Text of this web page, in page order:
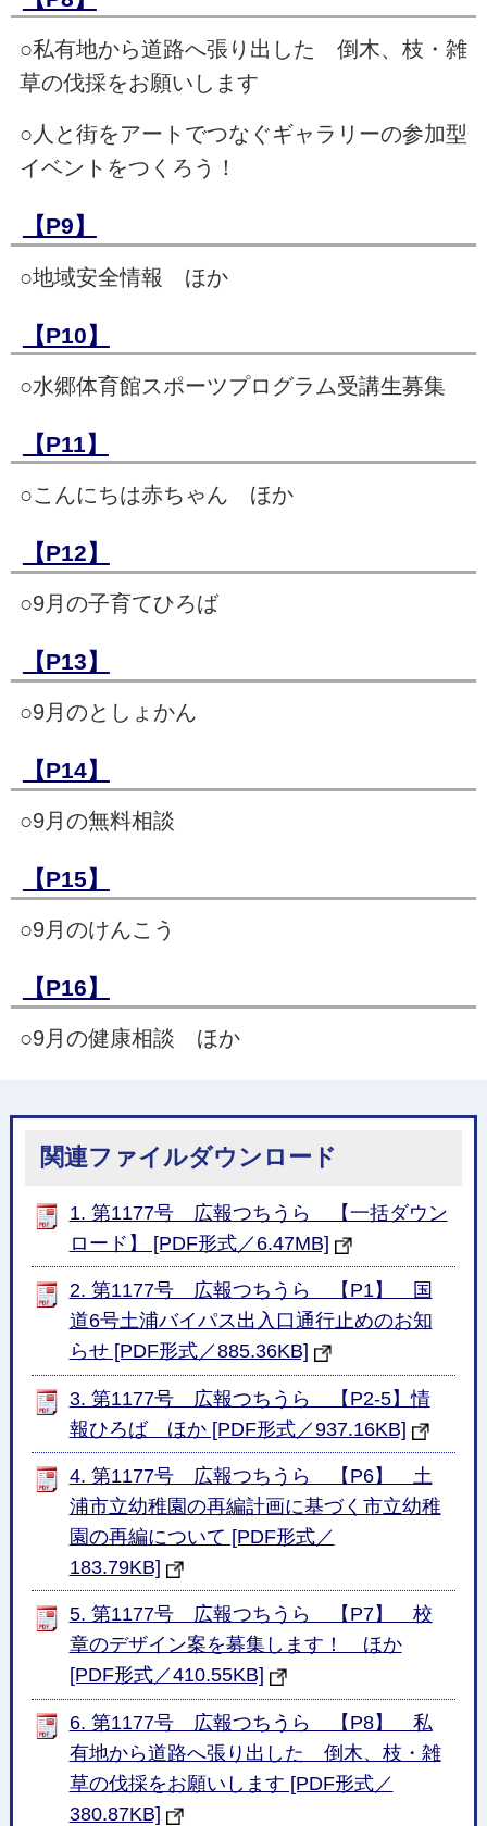
○私有地から道路へ張り出した 倒木、枝・雑
草の伐採をお願いします
○人と街をアートでつなぐギャラリーの参加型
イベントをつくろう！
【P9】
○地域安全情報 ほか
【P10】
○水郷体育館スポーツプログラム受講生募集
【P11】
○こんにちは赤ちゃん ほか
【P12】
○9月の子育てひろば
【P13】
○9月のとしょかん
【P14】
○9月の無料相談
【P15】
○9月のけんこう
【P16】
○9月の健康相談 ほか
関連ファイルダウンロード
1. 第1177号 広報つちうら 【一括ダウン
ロード】 [PDF形式／6.47MB]
2. 第1177号 広報つちうら 【P1】 国
道6号土浦バイパス出入口通行止めのお知
らせ [PDF形式／885.36KB]
3. 第1177号 広報つちうら 【P2-5】情
報ひろば ほか [PDF形式／937.16KB]
4. 第1177号 広報つちうら 【P6】 土
浦市立幼稚園の再編計画に基づく市立幼稚
園の再編について [PDF形式／
183.79KB]
5. 第1177号 広報つちうら 【P7】 校
章のデザイン案を募集します！ ほか
[PDF形式／410.55KB]
6. 第1177号 広報つちうら 【P8】 私
有地から道路へ張り出した 倒木、枝・雑
草の伐採をお願いします [PDF形式／
380.87KB]